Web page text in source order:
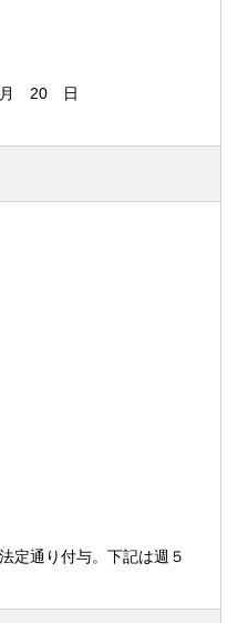
月 20 日
定通り付与。下記は週５